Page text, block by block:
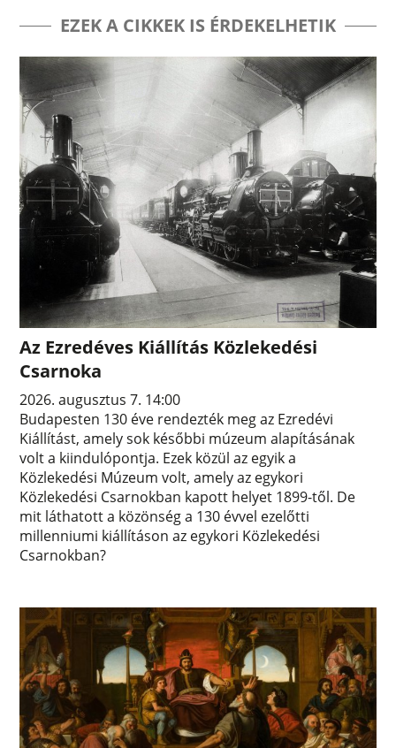
EZEK A CIKKEK IS ÉRDEKELHETIK
Az Ezredéves Kiállítás Közlekedési
Csarnoka
2026. augusztus 7. 14:00
Budapesten 130 éve rendezték meg az Ezredévi
Kiállítást, amely sok későbbi múzeum alapításának
volt a kiindulópontja. Ezek közül az egyik a
Közlekedési Múzeum volt, amely az egykori
Közlekedési Csarnokban kapott helyet 1899-től. De
mit láthatott a közönség a 130 évvel ezelőtti
millenniumi kiállításon az egykori Közlekedési
Csarnokban?